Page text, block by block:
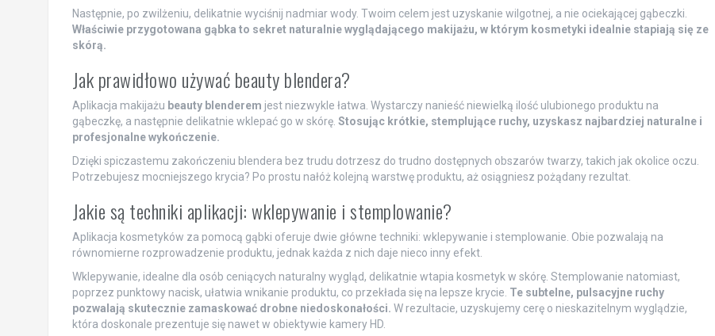
Następnie, po zwilżeniu, delikatnie wyciśnij nadmiar wody. Twoim celem jest uzyskanie wilgotnej, a nie ociekającej gąbeczki.
Właściwie przygotowana gąbka to sekret naturalnie wyglądającego makijażu, w którym kosmetyki idealnie stapiają się ze
skórą.
Jak prawidłowo używać beauty blendera?
Aplikacja makijażu beauty blenderem jest niezwykle łatwa. Wystarczy nanieść niewielką ilość ulubionego produktu na
gąbeczkę, a następnie delikatnie wklepać go w skórę. Stosując krótkie, stemplujące ruchy, uzyskasz najbardziej naturalne i
profesjonalne wykończenie.
Dzięki spiczastemu zakończeniu blendera bez trudu dotrzesz do trudno dostępnych obszarów twarzy, takich jak okolice oczu.
Potrzebujesz mocniejszego krycia? Po prostu nałóż kolejną warstwę produktu, aż osiągniesz pożądany rezultat.
Jakie są techniki aplikacji: wklepywanie i stemplowanie?
Aplikacja kosmetyków za pomocą gąbki oferuje dwie główne techniki: wklepywanie i stemplowanie. Obie pozwalają na
równomierne rozprowadzenie produktu, jednak każda z nich daje nieco inny efekt.
Wklepywanie, idealne dla osób ceniących naturalny wygląd, delikatnie wtapia kosmetyk w skórę. Stemplowanie natomiast,
poprzez punktowy nacisk, ułatwia wnikanie produktu, co przekłada się na lepsze krycie. Te subtelne, pulsacyjne ruchy
pozwalają skutecznie zamaskować drobne niedoskonałości. W rezultacie, uzyskujemy cerę o nieskazitelnym wyglądzie,
która doskonale prezentuje się nawet w obiektywie kamery HD.